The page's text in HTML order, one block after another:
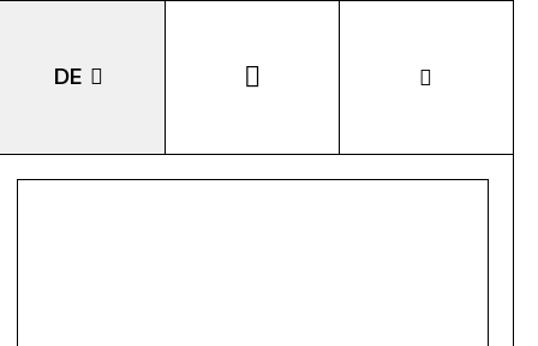
EN
DE